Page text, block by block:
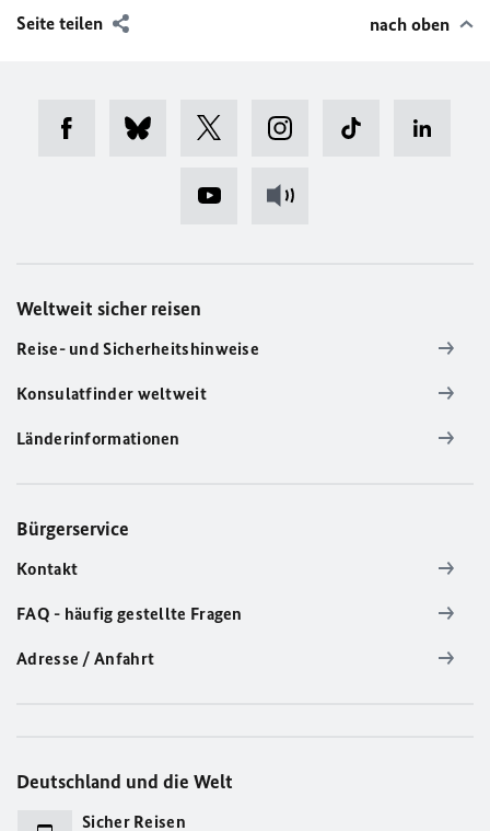
Seite teilen nach oben
Weltweit sicher reisen
Reise- und Sicherheitshinweise
Konsulatfinder weltweit
Länderinformationen
Bürgerservice
Kontakt
FAQ - häufig gestellte Fragen
Adresse / Anfahrt
Deutschland und die Welt
Sicher Reisen